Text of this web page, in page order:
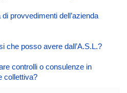
provvedimenti dell’azienda
che posso avere dall’A.S.L.?
controlli o consulenze in
collettiva?